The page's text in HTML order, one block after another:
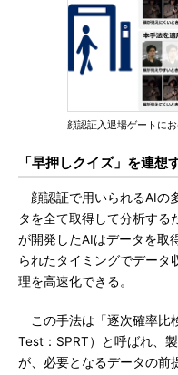
顔認証入退場ゲートに
「早押しクイズ」を連想
顔認証で用いられるAIの
タを全て取得して分析する
が開発したAIはデータを取
られたタイミングでデータ
理を高速化できる。
この手法は「逐次確率比
Test：SPRT）と呼ばれ、
が、必要となるデータの前